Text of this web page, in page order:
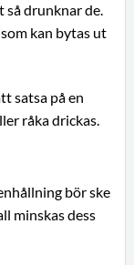
så drunknar de.
kan bytas ut
satsa på en
råka drickas.
bör ske
minskas dess